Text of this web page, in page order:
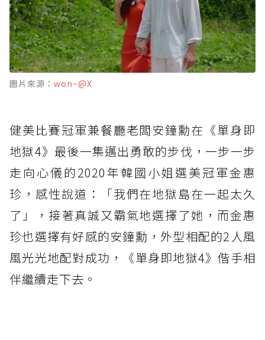
圖片來源： won~@X
健美比賽冠軍兼餐廳老闆安鐘勳在《單身即
地獄4》最後一集邁出勇敢的步伐，一步一步
走向心儀的2020年韓國小姐選美冠軍金惠
珍，感性說道：「我們在地獄島在一起太久
了」，接著真誠又霸氣地選擇了她，而金惠
珍也選擇有好感的安鐘勳，外型相配的2人風
風光光地配對成功，《單身即地獄4》偕手相
伴繼續走下去。